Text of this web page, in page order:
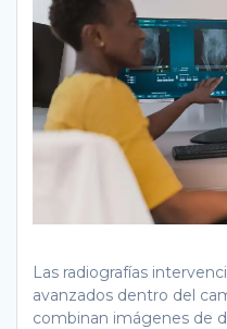
Las radiografías
avanzados dentro del
combinan imágenes de